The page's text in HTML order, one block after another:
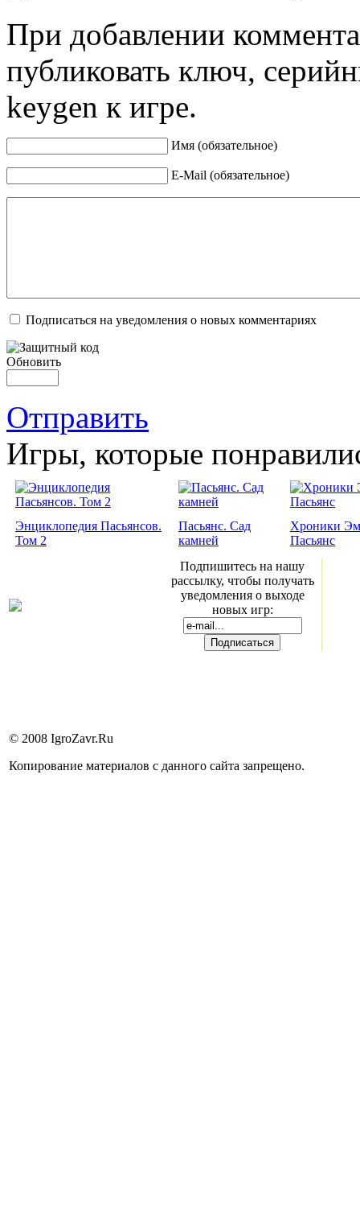
При добавлении
публиковать ключ,
keygen к игре.
Имя (обязательное)
E-Mail (обязательное)
Подписаться на уведомления о новых комментариях
Обновить
Отправить
Игры, которые
Энциклопедия Пасьянсов.
Том 2
Пасьянс. Сад
камней
Хроники
Пасьянс
Подпишитесь на нашу
рассылку, чтобы получать
уведомления о выходе
новых игр:
© 2008 IgroZavr.Ru
Копирование материалов с данного сайта запрещено.